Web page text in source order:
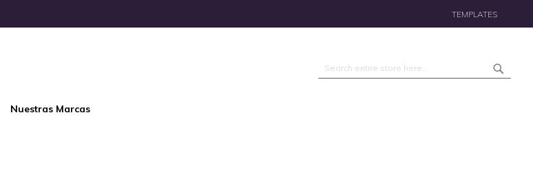
TEMPLATES
Search
Nuestras Marcas